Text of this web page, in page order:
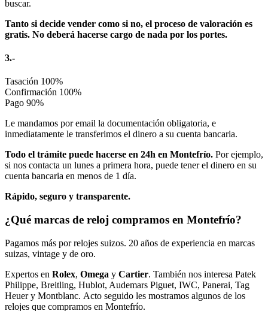
buscar.
Tanto si decide vender como si no, el proceso de valoración es
gratis. No deberá hacerse cargo de nada por los portes.
3.-
Tasación 100%
Confirmación 100%
Pago 90%
Le mandamos por email la documentación obligatoria, e
inmediatamente le transferimos el dinero a su cuenta bancaria.
Todo el trámite puede hacerse en 24h en Montefrío. Por ejemplo,
si nos contacta un lunes a primera hora, puede tener el dinero en su
cuenta bancaria en menos de 1 día.
Rápido, seguro y transparente.
¿Qué marcas de reloj compramos en Montefrío?
Pagamos más por relojes suizos. 20 años de experiencia en marcas
suizas, vintage y de oro.
Expertos en Rolex, Omega y Cartier. También nos interesa Patek
Philippe, Breitling, Hublot, Audemars Piguet, IWC, Panerai, Tag
Heuer y Montblanc. Acto seguido les mostramos algunos de los
relojes que compramos en Montefrío.